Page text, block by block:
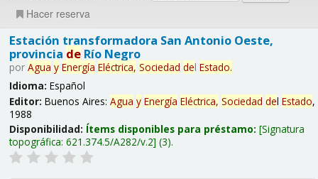
Hacer reserva
Estación transformadora San Antonio Oeste,
provincia deRío Negro
por Agua y Energía Eléctrica, Sociedad del Estado.
Idioma: Español
Editor: Buenos Aires: Agua y Energía Eléctrica, Sociedad del Estado,
1988
Disponibilidad: Ítems disponibles para préstamo: Signatura
topográfica: 621.374.5/A282/v.2 (3).